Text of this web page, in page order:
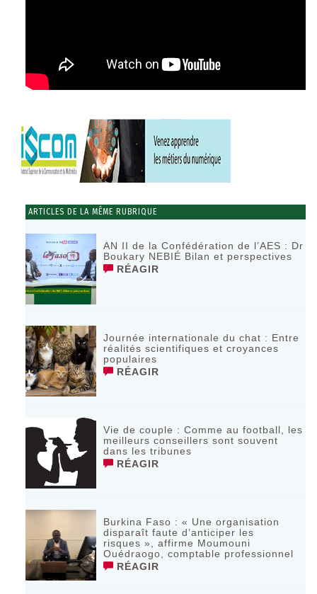
ARTICLES DE LA MÊME RUBRIQUE
AN II de la Confédération de l’AES : Dr
Boukary NEBIÉ Bilan et perspectives
RÉAGIR
Journée internationale du chat : Entre
réalités scientifiques et croyances
populaires
RÉAGIR
Vie de couple : Comme au football, les
meilleurs conseillers sont souvent
dans les tribunes
RÉAGIR
Burkina Faso : « Une organisation
disparaît faute d’anticiper les
risques », affirme Moumouni
Ouédraogo, comptable professionnel
RÉAGIR